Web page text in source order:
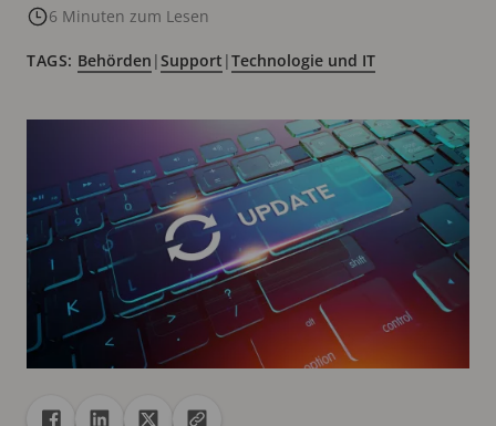
6 Minuten zum Lesen
TAGS: Behörden |Support |Technologie und IT